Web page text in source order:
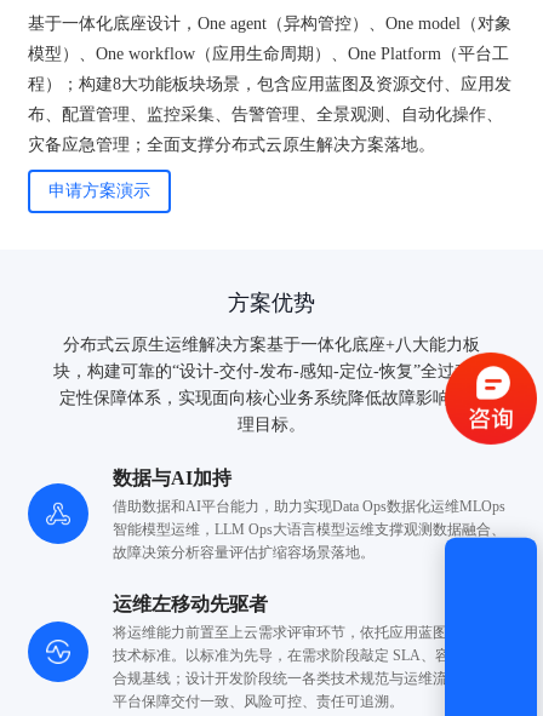
基于一体化底座设计，One agent（异构管控）、One model（对象
模型）、One workflow（应用生命周期）、One Platform（平台工
程）；构建8大功能板块场景，包含应用蓝图及资源交付、应用发
布、配置管理、监控采集、告警管理、全景观测、自动化操作、
灾备应急管理；全面支撑分布式云原生解决方案落地。
申请方案演示
方案优势
分布式云原生运维解决方案基于一体化底座+八大能力板
块，构建可靠的“设计-交付-发布-感知-定位-恢复”全过程稳
定性保障体系，实现面向核心业务系统降低故障影响的管
理目标。
数据与AI加持
借助数据和AI平台能力，助力实现Data Ops数据化运维MLOps
智能模型运维，LLM Ops大语言模型运维支撑观测数据融合、
故障决策分析容量评估扩缩容场景落地。
运维左移动先驱者
将运维能力前置至上云需求评审环节，依托应用蓝图沉淀云上
技术标准。
以标准为先导，在需求阶段敲定 SLA、容量、安全
合规基线；设计开发阶段统一各类技术规范与运维流程，
平台保障交付一致、风险可控、责任可追溯。
密码登录
获取验证码
登录